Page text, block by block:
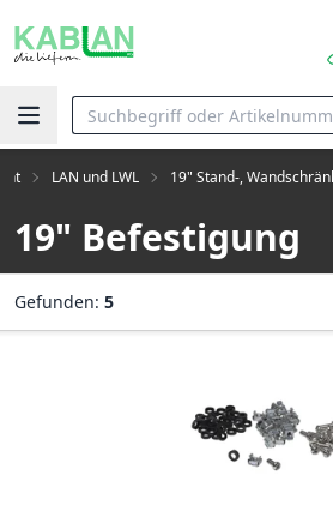
LAN und LWL 19" Stand-,
19" Befestigung
Gefunden: 5